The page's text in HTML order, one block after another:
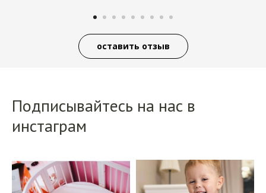
оставить отзыв
Подписывайтесь на нас в
инстаграм